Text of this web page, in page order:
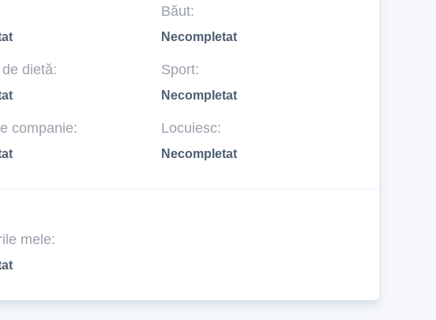
Băut:
Necompletat
dietă: Sport:
Necompletat
companie: Locuiesc:
Necompletat
mele: